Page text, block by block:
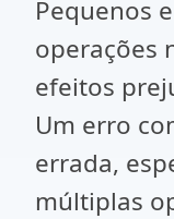
Pequenos
operações
efeitos
Um erro
errada,
múltiplas